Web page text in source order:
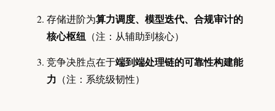
存储进阶为算力调度、模型迭代、合规审计的
核心枢纽 （注：从辅助到核心）
竞争决胜点在于端到端处理链的可靠性构建能
力 （注：系统级韧性）